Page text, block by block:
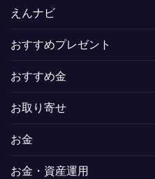
えんナビ
おすすめプレゼント
おすすめ金
お取り寄せ
お金
お金・資産運用